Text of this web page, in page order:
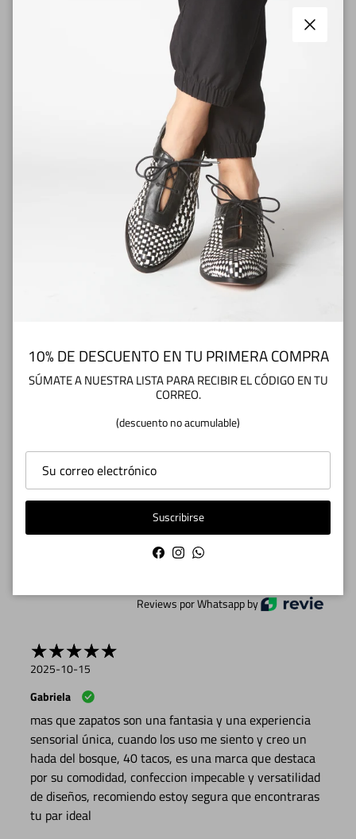
Cambios y Devoluciones
¿TIENES DUDAS O CONSULTAS? Escríbenos
a info@zapatoscuarentatacos.cl
RESEÑAS
5.00
Reviews por Whatsapp by
2025-10-15
Gabriela
mas que zapatos son una fantasia y una experiencia
sensorial única, cuando los uso me siento y creo un
hada del bosque, 40 tacos, es una marca que destaca
por su comodidad, confeccion impecable y versatilidad
de diseños, recomiendo estoy segura que encontraras
tu par ideal
10% DE DESCUENTO EN TU PRIMERA COMPRA
SÚMATE A NUESTRA LISTA PARA RECIBIR EL CÓDIGO EN TU
CORREO.
(descuento no acumulable)
Suscribirse
Facebook
InstagramWhatsApp